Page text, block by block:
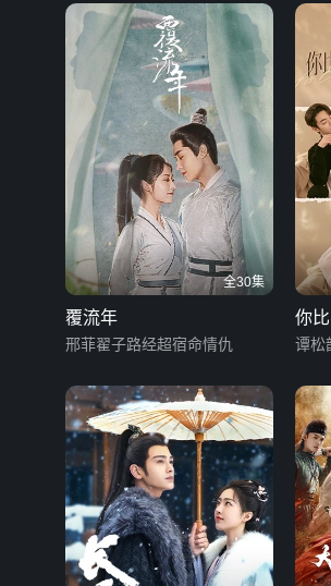
全30集
覆流年
邢菲翟子路经超宿命情仇
你
谭松